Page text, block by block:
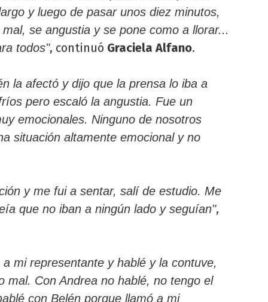
y luego de pasar unos diez minutos,
se angustia y se pone como a llorar...
todos", continuó Graciela Alfano.
la afectó y dijo que la prensa lo iba a
pero escaló la angustia. Fue un
emocionales. Ninguno de nosotros
situación altamente emocional y no
y me fui a sentar, salí de estudio. Me
que no iban a ningún lado y seguían",
mi representante y hablé y la contuve,
mal. Con Andrea no hablé, no tengo el
con Belén porque llamó a mi